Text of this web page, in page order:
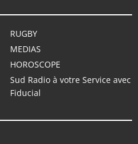
RUGBY
MEDIAS
HOROSCOPE
Sud Radio à votre Service avec
Fiducial